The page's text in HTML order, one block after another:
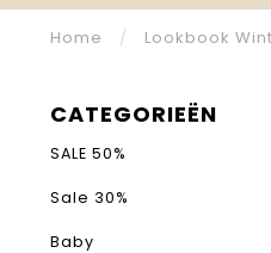
Home / Lookbook
CATEGORIEËN
SALE 50%
Sale 30%
Baby